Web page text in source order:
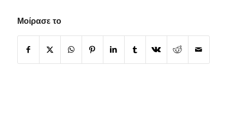
Μοίρασε το